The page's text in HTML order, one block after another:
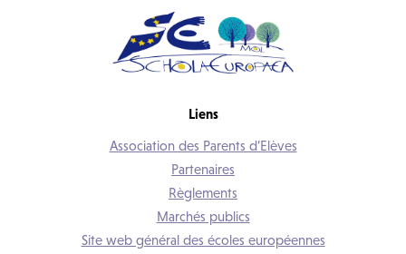
Liens
Association des Parents d’Elèves
Partenaires
Règlements
Marchés publics
Site web général des écoles européennes